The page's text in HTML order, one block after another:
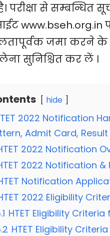
परीक्षा से
जमा करने के
लेना सुनिश्चित कर लें ।
hide
2022 Notification
Admit Card, Result
2022 Notification
2022 Notification
Notification
2022 Eligibility
HTET Eligibility
HTET Eligibility